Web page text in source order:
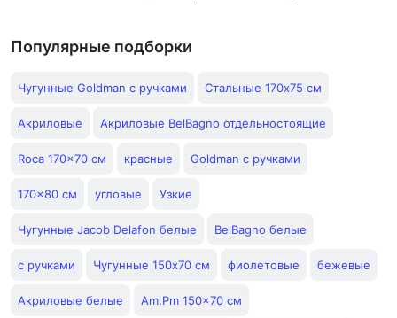
Популярные подборки
Чугунные Goldman с ручками Стальные 170x75 см
Акриловые Акриловые BelBagno отдельностоящие
Roca 170x70 см красные Goldman с ручками
170x80 см угловые Узкие
Чугунные Jacob Delafon белые BelBagno белые
с ручками Чугунные 150x70 см фиолетовые бежевые
Акриловые белые Am.Pm 150x70 см